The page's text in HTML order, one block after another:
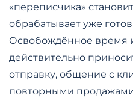
«переписчика»
обрабатывает уже
Освобождённое время
действительно
отправку, общение с
повторными